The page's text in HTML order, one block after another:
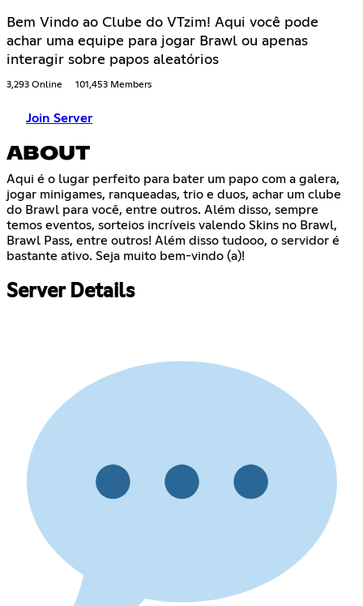
Bem Vindo ao Clube do VTzim! Aqui você pode
achar uma equipe para jogar Brawl ou apenas
interagir sobre papos aleatórios
3,293 Online 101,453 Members
Join Server
ABOUT
Aqui é o lugar perfeito para bater um papo com a galera,
jogar minigames, ranqueadas, trio e duos, achar um clube
do Brawl para você, entre outros. Além disso, sempre
temos eventos, sorteios incríveis valendo Skins no Brawl,
Brawl Pass, entre outros! Além disso tudooo, o servidor é
bastante ativo. Seja muito bem-vindo (a)!
Server Details